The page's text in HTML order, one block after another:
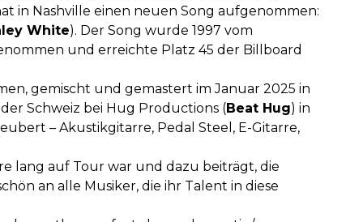
in Nashville einen neuen Song aufgenommen:
White). Der Song wurde 1997 vom
und erreichte Platz 45 der Billboard
gemischt und gemastert im Januar 2025 in
Schweiz bei Hug Productions (Beat Hug) in
– Akustikgitarre, Pedal Steel, E-Gitarre,
lang auf Tour war und dazu beiträgt, die
an alle Musiker, die ihr Talent in diese